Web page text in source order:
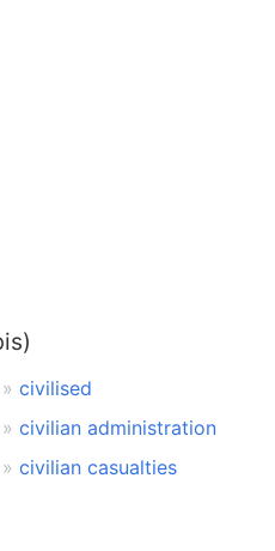
civilised
civilian administration
civilian casualties